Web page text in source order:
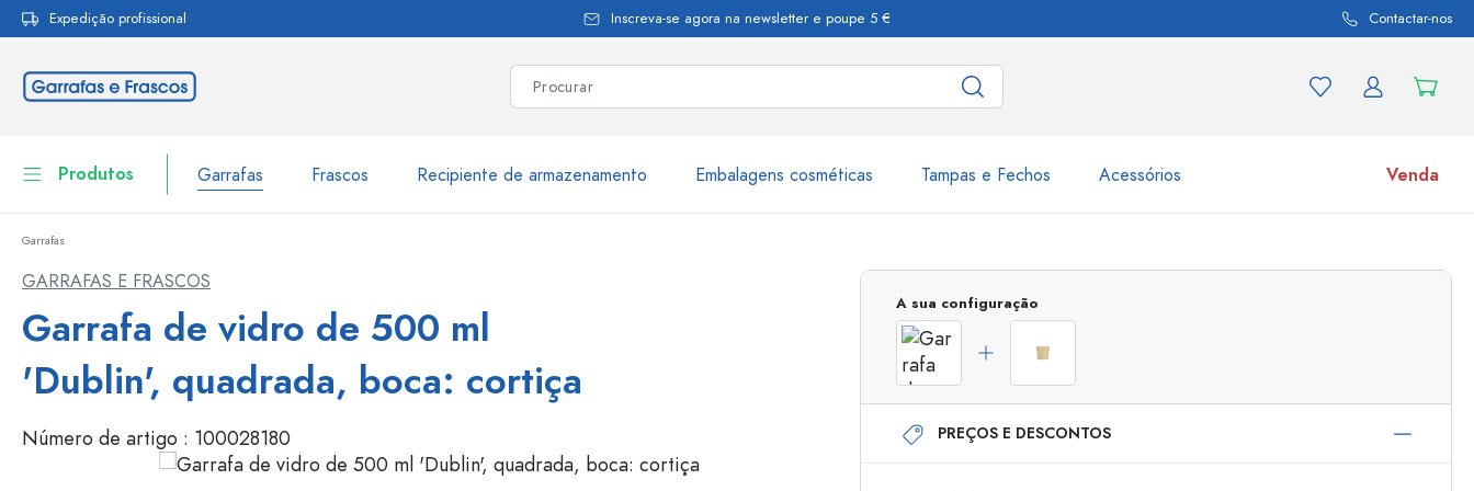
Saltar para a navegação principal
Expedição profissional Inscreva-se agora na newsletter e poupe 5 € Contactar-nos
Produtos Garrafas Frascos Recipiente de armazenamento Embalagens cosméticas Tampas e Fechos Acessórios Venda
Frascos
Louça de mesa
Embalagens cosméticas
Garrafas por marca
Garrafas com tampa mecânica
Frascos de pulverização
Dispensadores Airless
Frascos com roll-on
Frascos
Garrafas
GARRAFAS E FRASCOS
Garrafa de vidro de 500 ml
'Dublin', quadrada, boca: cortiça
Número de artigo : 100028180
A sua configuração
PREÇOS E DESCONTOS